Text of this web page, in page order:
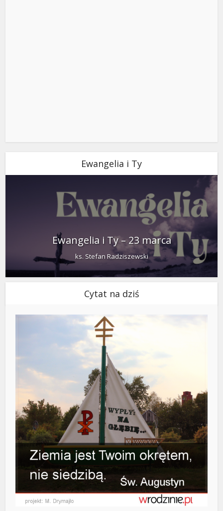
Ewangelia i Ty
Ewangelia i Ty – 23 marca
ks. Stefan Radziszewski
Cytat na dziś